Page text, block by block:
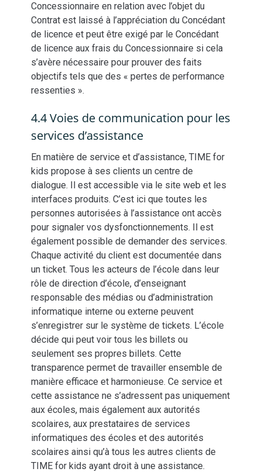
Concessionnaire en relation avec l’objet du
Contrat est laissé à l’appréciation du Concédant
de licence et peut être exigé par le Concédant
de licence aux frais du Concessionnaire si cela
s’avère nécessaire pour prouver des faits
objectifs tels que des « pertes de performance
ressenties ».
4.4 Voies de communication pour les
services d’assistance
En matière de service et d’assistance, TIME for
kids propose à ses clients un centre de
dialogue. Il est accessible via le site web et les
interfaces produits. C’est ici que toutes les
personnes autorisées à l’assistance ont accès
pour signaler vos dysfonctionnements. Il est
également possible de demander des services.
Chaque activité du client est documentée dans
un ticket. Tous les acteurs de l’école dans leur
rôle de direction d’école, d’enseignant
responsable des médias ou d’administration
informatique interne ou externe peuvent
s’enregistrer sur le système de tickets. L’école
décide qui peut voir tous les billets ou
seulement ses propres billets. Cette
transparence permet de travailler ensemble de
manière efficace et harmonieuse. Ce service et
cette assistance ne s’adressent pas uniquement
aux écoles, mais également aux autorités
scolaires, aux prestataires de services
informatiques des écoles et des autorités
scolaires ainsi qu’à tous les autres clients de
TIME for kids ayant droit à une assistance.